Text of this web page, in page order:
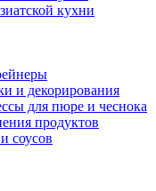
кухни
и декорирования
для пюре и чеснока
продуктов
соусов